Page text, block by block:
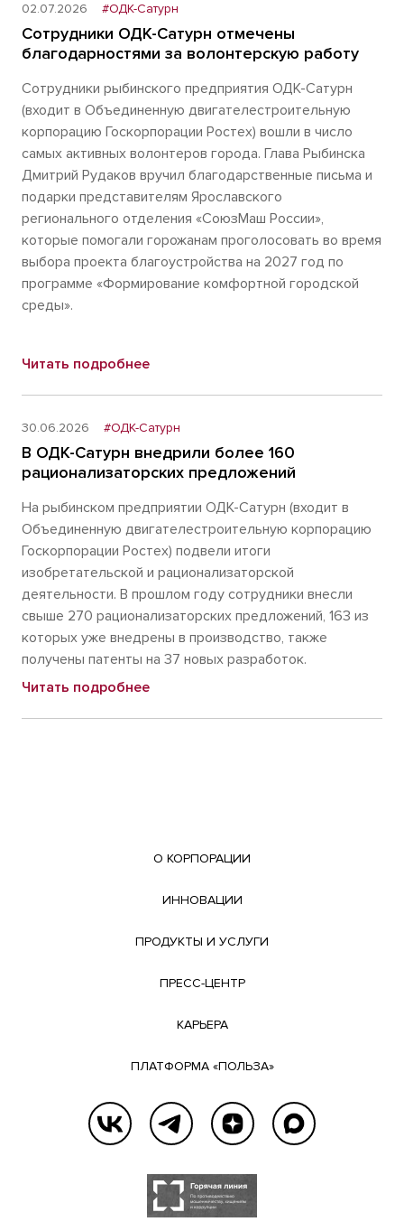
02.07.2026 #ОДК-Сатурн
Сотрудники ОДК-Сатурн отмечены
благодарностями за волонтерскую работу
Сотрудники рыбинского предприятия ОДК-Сатурн
(входит в Объединенную двигателестроительную
корпорацию Госкорпорации Ростех) вошли в число
самых активных волонтеров города. Глава Рыбинска
Дмитрий Рудаков вручил благодарственные письма и
подарки представителям Ярославского
регионального отделения «СоюзМаш России»,
которые помогали горожанам проголосовать во время
выбора проекта благоустройства на 2027 год по
программе «Формирование комфортной городской
среды».
Читать подробнее
30.06.2026 #ОДК-Сатурн
В ОДК-Сатурн внедрили более 160
рационализаторских предложений
На рыбинском предприятии ОДК-Сатурн (входит в
Объединенную двигателестроительную корпорацию
Госкорпорации Ростех) подвели итоги
изобретательской и рационализаторской
деятельности. В прошлом году сотрудники внесли
свыше 270 рационализаторских предложений, 163 из
которых уже внедрены в производство, также
получены патенты на 37 новых разработок.
Читать подробнее
О КОРПОРАЦИИ
ИННОВАЦИИ
ПРОДУКТЫ И УСЛУГИ
ПРЕСС-ЦЕНТР
КАРЬЕРА
ПЛАТФОРМА «ПОЛЬЗА»